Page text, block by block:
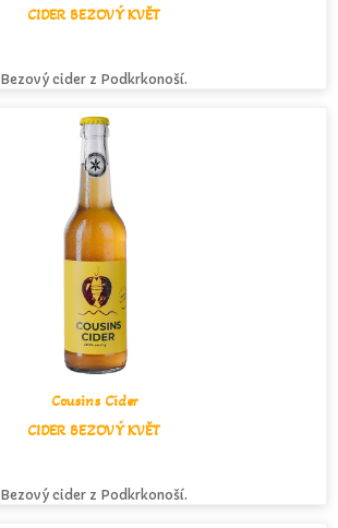
CIDER BEZOVÝ KVĚT
Bezový cider z Podkrkonoší.
Cousins Cider
CIDER BEZOVÝ KVĚT
Bezový cider z Podkrkonoší.